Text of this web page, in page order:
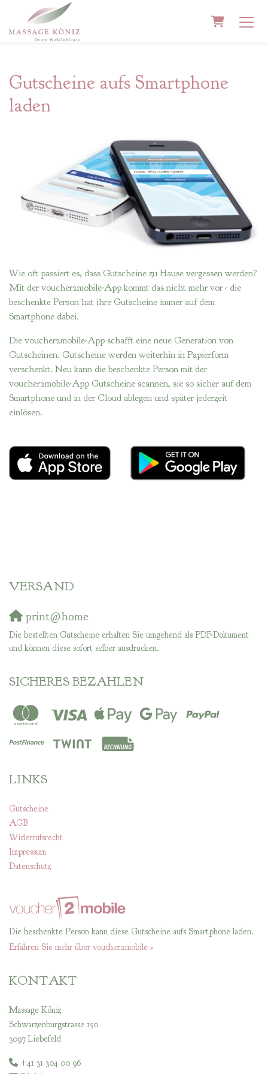
Gutscheine aufs Smartphone
laden
Wie oft passiert es, dass Gutscheine zu Hause vergessen werden?
Mit der voucher2mobile-App kommt das nicht mehr vor - die
beschenkte Person hat ihre Gutscheine immer auf dem
Smartphone dabei.
Die voucher2mobile-App schafft eine neue Generation von
Gutscheinen. Gutscheine werden weiterhin in Papierform
verschenkt. Neu kann die beschenkte Person mit der
voucher2mobile-App Gutscheine scannen, sie so sicher auf dem
Smartphone und in der Cloud ablegen und später jederzeit
einlösen.
VERSAND
print@home
Die bestellten Gutscheine erhalten Sie umgehend als PDF-Dokument
und können diese sofort selber ausdrucken.
SICHERES BEZAHLEN
LINKS
Gutscheine
AGB
Widerrufsrecht
Impressum
Datenschutz
Die beschenkte Person kann diese Gutscheine aufs Smartphone laden.
Erfahren Sie mehr über voucher2mobile »
KONTAKT
Massage Köniz
Schwarzenburgstrasse 150
3097 Liebefeld
+41 31 304 00 96